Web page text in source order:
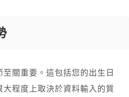
關重要。這包括您的出生日
程度上取決於資料輸入的質